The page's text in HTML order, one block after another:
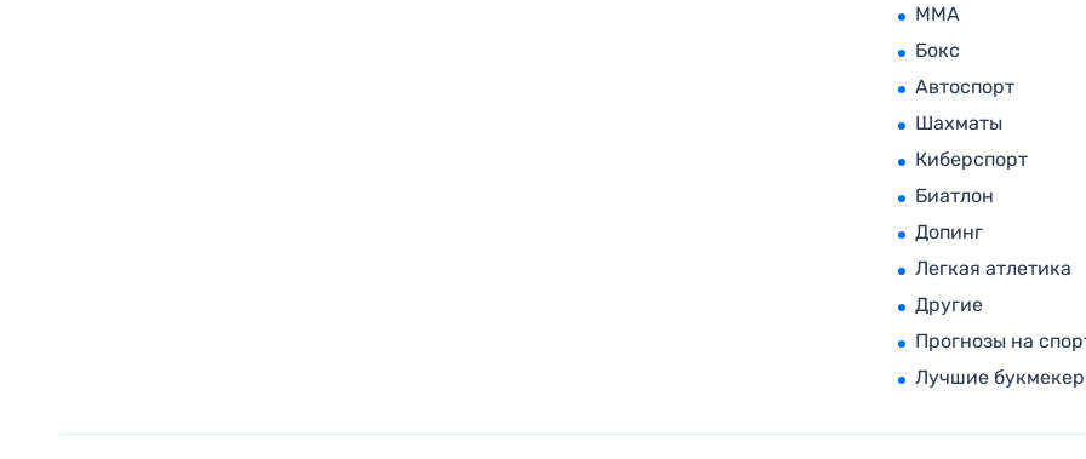
MMA
Бокс
Автоспорт
Шахматы
Киберспорт
Биатлон
Допинг
Легкая атлетика
Другие
Прогнозы на
Лучшие